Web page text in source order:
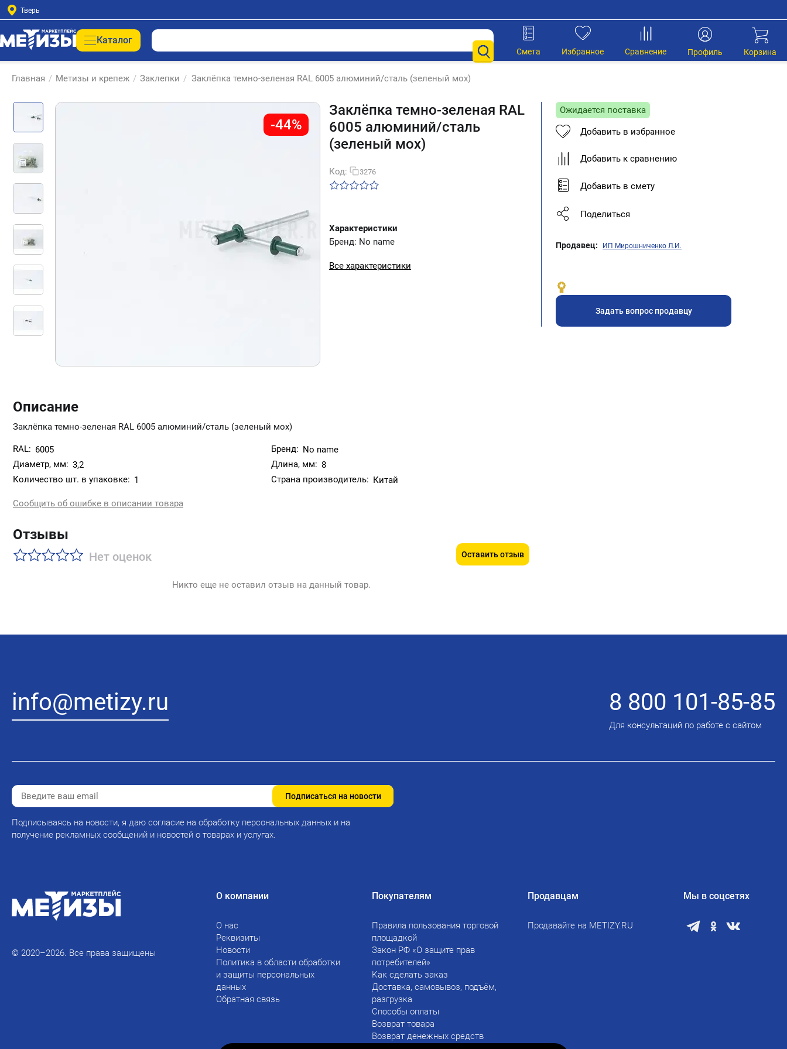
Тверь
Каталог
Корзина
Профиль
Сравнение
Избранное
Смета
Главная / Метизы и крепеж / Заклепки / Заклёпка темно-зеленая RAL 6005 алюминий/сталь (зеленый мох)
-44%
Заклёпка темно-зеленая RAL
6005 алюминий/сталь
(зеленый мох)
Код: 3276
Характеристики
Бренд: No name
Все характеристики
Описание
Заклёпка темно-зеленая RAL 6005 алюминий/сталь (зеленый мох)
RAL: 6005 Бренд: No name
Диаметр, мм: 3,2 Длина, мм: 8
Количество шт. в упаковке: 1 Страна производитель: Китай
Сообщить об ошибке в описании товара
Отзывы
Нет оценок Оставить отзыв
Никто еще не оставил отзыв на данный товар.
Ожидается поставка
Добавить в избранное
Добавить к сравнению
Добавить в смету
Поделиться
Продавец: ИП Мирошниченко Л.И.
Задать вопрос продавцу
info@metizy.ru 8 800 101-85-85
Для консультаций по работе с сайтом
Подписаться на новости
Подписываясь на новости, я даю согласие на обработку персональных данных и на
получение рекламных сообщений и новостей о товарах и услугах.
© 2020–2026. Все права защищены
О компании
О нас
Реквизиты
Новости
Политика в области обработки
и защиты персональных
данных
Обратная связь
Покупателям
Правила пользования торговой
площадкой
Закон РФ «О защите прав
потребителей»
Как сделать заказ
Доставка, самовывоз, подъём,
разгрузка
Способы оплаты
Возврат товара
Возврат денежных средств
Продавцам
Продавайте на METIZY.RU
Мы в соцсетях